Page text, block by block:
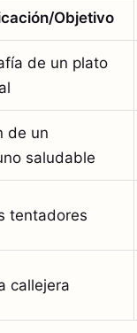
Objetivo
de un plato
de un
saludable
tentadores
callejera